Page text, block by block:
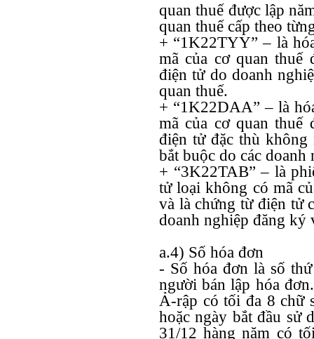
quan thuế được lập
quan thuế cấp theo
+ “1K22TYY” – là
mã của cơ quan thuế
điện tử do doanh
quan thuế.
+ “1K22DAA” – là
mã của cơ quan thuế
điện tử đặc thù
bắt buộc do các
+ “3K22TAB” – là
tử loại không có mã
và là chứng từ điện tử
doanh nghiệp đăng ký
a.4) Số hóa đơn
- Số hóa đơn là số
người bán lập hóa
Ả-rập có tối đa 8 chữ
hoặc ngày bắt đầu sử
31/12 hàng năm có